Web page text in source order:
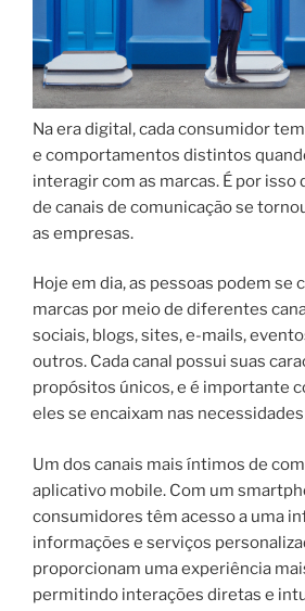
Na era digital, cada consumidor
e comportamentos distintos
interagir com as marcas. É por isso
de canais de comunicação se
as empresas.
Hoje em dia, as pessoas podem se
marcas por meio de diferentes
sociais, blogs, sites, e-mails,
outros. Cada canal possui suas
propósitos únicos, e é importante
eles se encaixam nas
Um dos canais mais íntimos de
aplicativo mobile. Com um
consumidores têm acesso a uma
informações e serviços
proporcionam uma experiência
permitindo interações diretas e